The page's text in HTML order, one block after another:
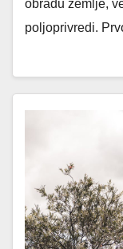
obradu zemlje,
poljoprivredi.